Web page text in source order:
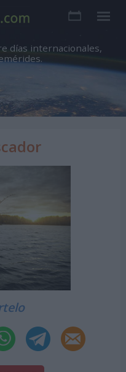
días internacionales,